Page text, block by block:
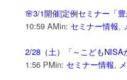
🌸3/1開催|定例セミナー「
10:59 AMin: セミナー情報,
2/28（土）「～こども
1:56 PMin: セミナー情報,